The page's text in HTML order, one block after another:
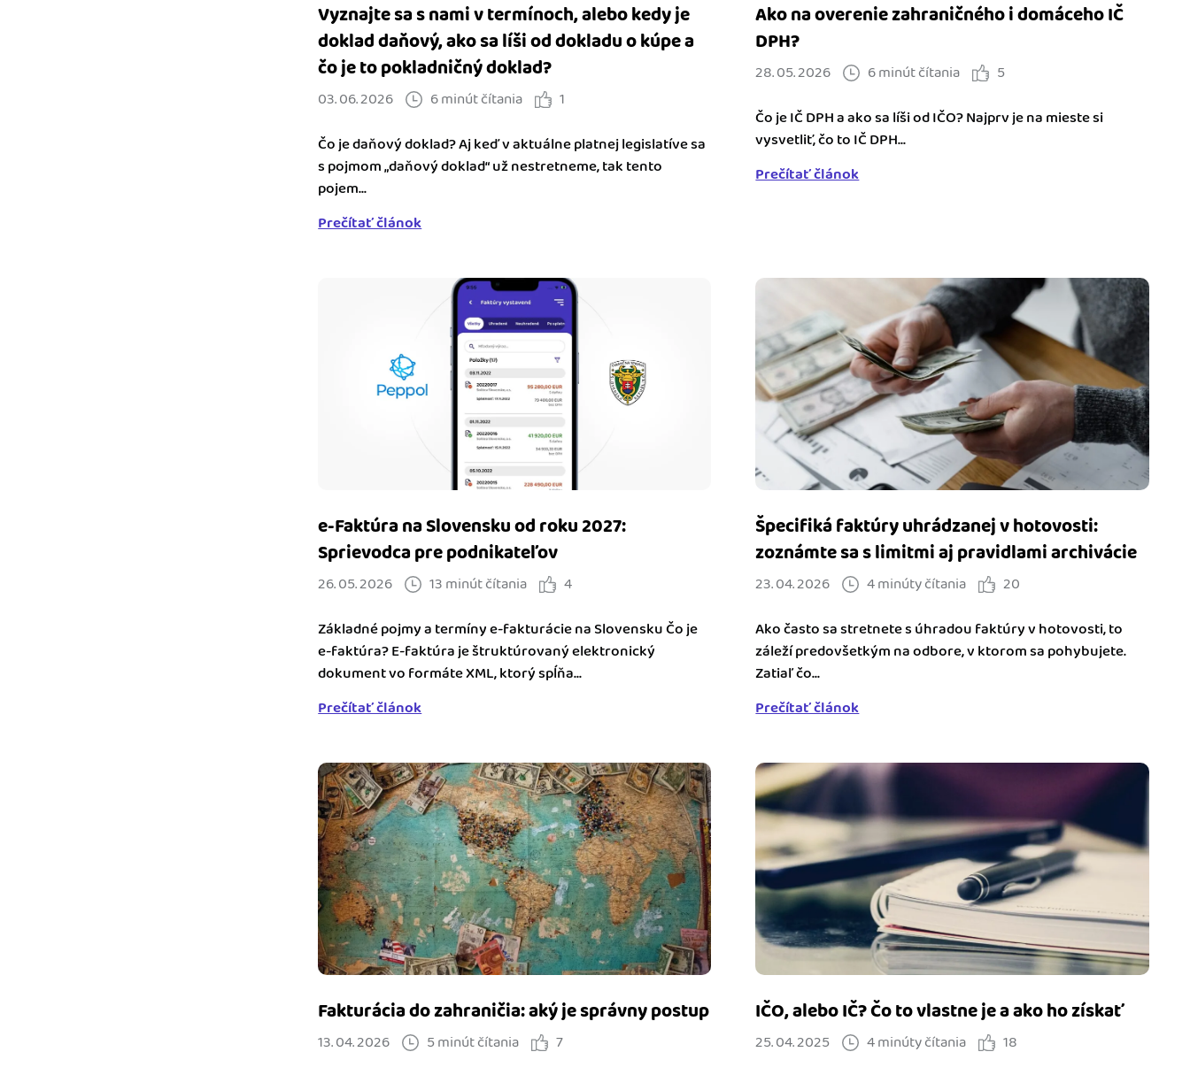
Vyznajte sa s nami v termínoch, alebo kedy je
doklad daňový, ako sa líši od dokladu o kúpe a
čo je to pokladničný doklad?
03. 06. 2026 6 minút čítania
1
Čo je daňový doklad? Aj keď v aktuálne platnej legislatíve sa
s pojmom „daňový doklad“ už nestretneme, tak tento
pojem...
Prečítať článok
Ako na overenie zahraničného i domáceho IČ
DPH?
28. 05. 2026 6 minút čítania
5
Čo je IČ DPH a ako sa líši od IČO? Najprv je na mieste si
vysvetliť, čo to IČ DPH...
Prečítať článok
e-Faktúra na Slovensku od roku 2027:
Sprievodca pre podnikateľov
26. 05. 2026 13 minút čítania
4
Základné pojmy a termíny e-fakturácie na Slovensku Čo je
e-faktúra? E-faktúra je štruktúrovaný elektronický
dokument vo formáte XML, ktorý spĺňa...
Prečítať článok
Špecifiká faktúry uhrádzanej v hotovosti:
zoznámte sa s limitmi aj pravidlami archivácie
23. 04. 2026 4 minúty čítania
20
Ako často sa stretnete s úhradou faktúry v hotovosti, to
záleží predovšetkým na odbore, v ktorom sa pohybujete.
Zatiaľ čo...
Prečítať článok
Fakturácia do zahraničia: aký je správny postup
13. 04. 2026 5 minút čítania
7
IČO, alebo IČ? Čo to vlastne je a ako ho získať
25. 04. 2025 4 minúty čítania
18